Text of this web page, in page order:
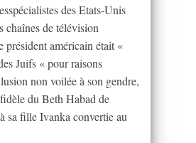
des Etats-Unis
chaînes de télévision
président américain était «
Juifs « pour raisons
non voilée à son gendre,
du Beth Habad de
sa fille Ivanka convertie au